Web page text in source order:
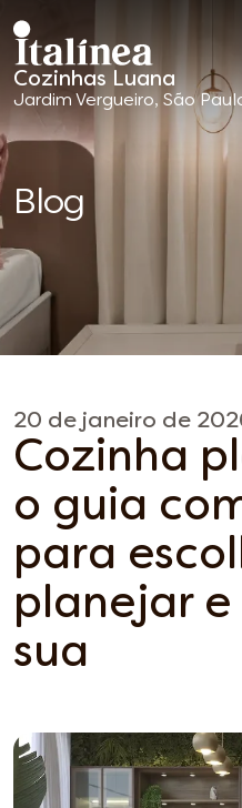
Cozinhas Luana
Móveis
Planejados
Jardim Vergueiro, São
Blog
20 de janeiro de
Cozinha
o guia
para
planejar e
sua